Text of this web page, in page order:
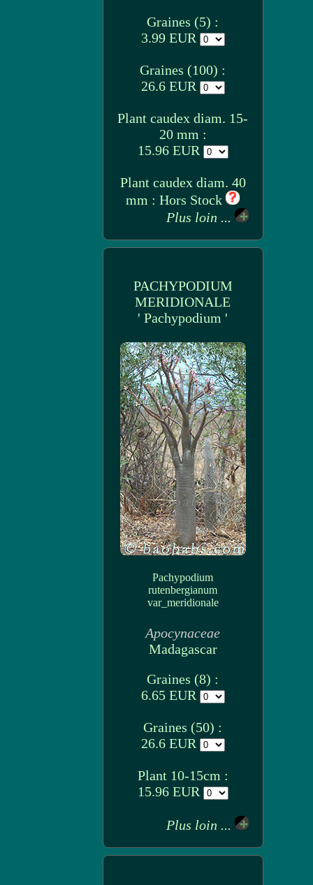
Graines (5) :
3.99 EUR
Graines (100) :
26.6 EUR
Plant caudex diam. 15-
20 mm :
15.96 EUR
Plant caudex diam. 40
mm : Hors Stock
Plus loin ...
PACHYPODIUM
MERIDIONALE
' Pachypodium '
Pachypodium
rutenbergianum
var_meridionale
Apocynaceae
Madagascar
Graines (8) :
6.65 EUR
Graines (50) :
26.6 EUR
Plant 10-15cm :
15.96 EUR
Plus loin ...